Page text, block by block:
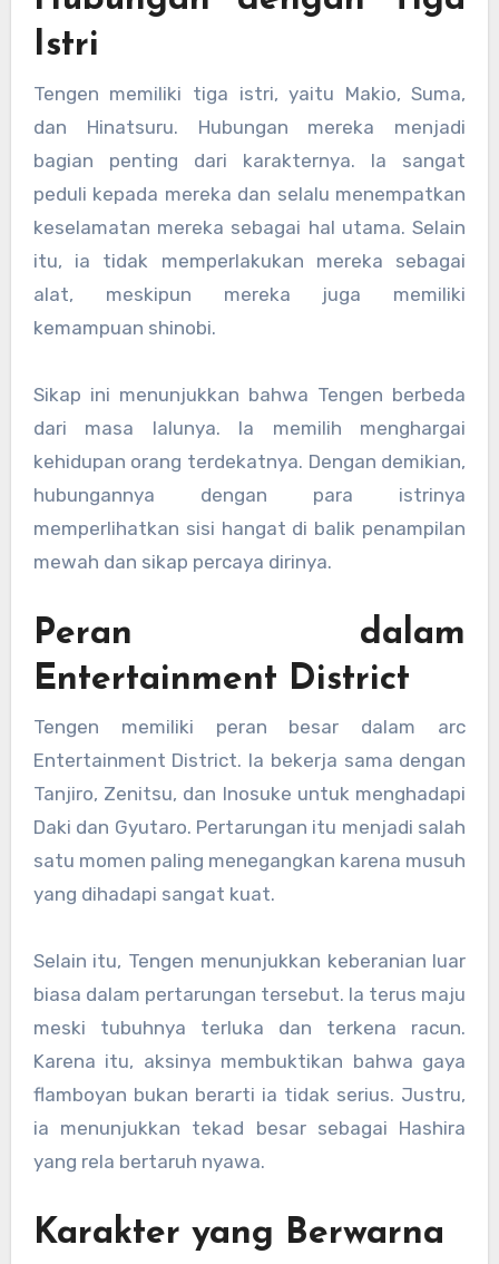
Istri
Tengen memiliki tiga istri, yaitu Makio, Suma,
dan Hinatsuru. Hubungan mereka menjadi
bagian penting dari karakternya. Ia sangat
peduli kepada mereka dan selalu menempatkan
keselamatan mereka sebagai hal utama. Selain
itu, ia tidak memperlakukan mereka sebagai
alat, meskipun mereka juga memiliki
kemampuan shinobi.
Sikap ini menunjukkan bahwa Tengen berbeda
dari masa lalunya. Ia memilih menghargai
kehidupan orang terdekatnya. Dengan demikian,
hubungannya dengan para istrinya
memperlihatkan sisi hangat di balik penampilan
mewah dan sikap percaya dirinya.
Peran dalam
Entertainment District
Tengen memiliki peran besar dalam arc
Entertainment District. Ia bekerja sama dengan
Tanjiro, Zenitsu, dan Inosuke untuk menghadapi
Daki dan Gyutaro. Pertarungan itu menjadi salah
satu momen paling menegangkan karena musuh
yang dihadapi sangat kuat.
Selain itu, Tengen menunjukkan keberanian luar
biasa dalam pertarungan tersebut. Ia terus maju
meski tubuhnya terluka dan terkena racun.
Karena itu, aksinya membuktikan bahwa gaya
flamboyan bukan berarti ia tidak serius. Justru,
ia menunjukkan tekad besar sebagai Hashira
yang rela bertaruh nyawa.
Karakter yang Berwarna